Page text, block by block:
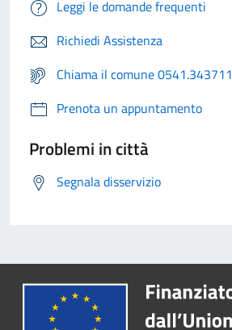
Leggi le domande frequenti
Richiedi Assistenza
Chiama il comune 0541.343711
Prenota un appuntamento
Problemi in città
Segnala disservizio